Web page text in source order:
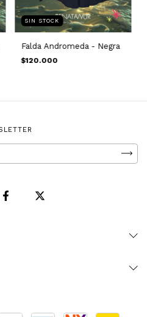
SIN STOCK
Falda Andromeda - Negra
$120.000